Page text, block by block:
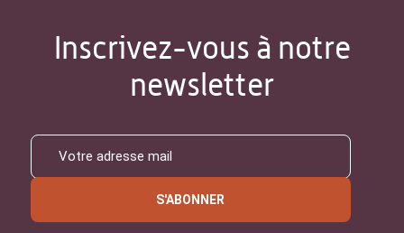
Inscrivez-vous à notre
newsletter
S'ABONNER